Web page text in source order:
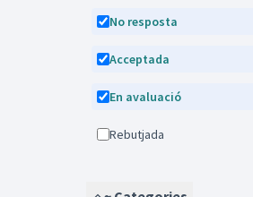
No resposta
Acceptada
En avaluació
Rebutjada